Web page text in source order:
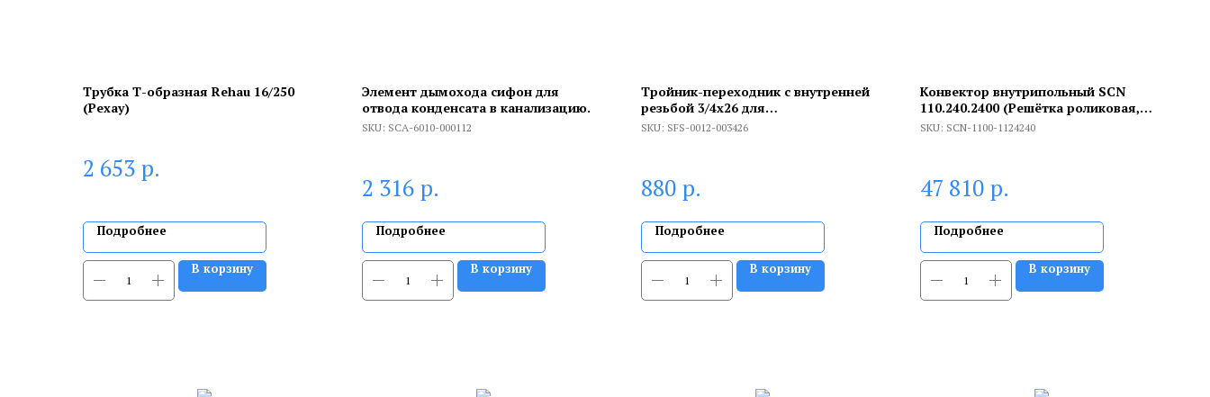
Трубка Т-образная Rehau 16/250
(Рехау)
2 653 р.
Подробнее
В корзину
Элемент дымохода сифон для
отвода конденсата в канализацию.
SKU: SCA-6010-000112
2 316 р.
Подробнее
В корзину
Тройник-переходник с внутренней
резьбой 3/4х26 для
металлопластиковых труб винтовой
SKU: SFS-0012-003426
880 р.
Подробнее
В корзину
Конвектор внутрипольный SCN
110.240.2400 (Решётка роликовая,
анодированный алюминий)
SKU: SCN-1100-1124240
47 810 р.
Подробнее
В корзину